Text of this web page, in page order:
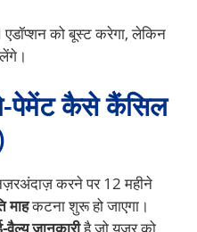
को बूस्ट करेगा, लेकिन
लेंगे।
पेमेंट कैसे कैंसिल
करने पर 12 महीने
माहकटना शुरू हो जाएगा।
वैल्यू जानकारीहै जो यूज़र को